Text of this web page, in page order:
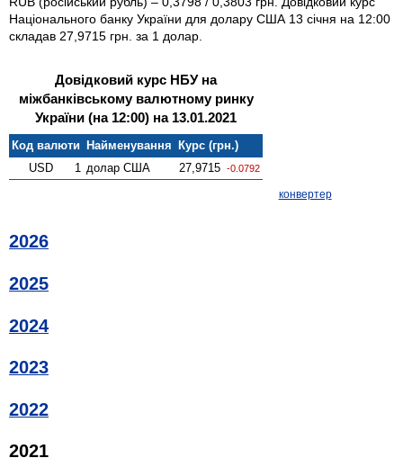
Національного банку України для долару США 13 січня на 12:00
складав 27,9715 грн. за 1 долар.
Довідковий курс НБУ на
міжбанківському валютному ринку
України (на 12:00) на 13.01.2021
Код валюти Найменування
Курс (грн.)
USD
1 долар США 27,9715 -0.0792
конвертер
2026
2025
2024
2023
2022
2021